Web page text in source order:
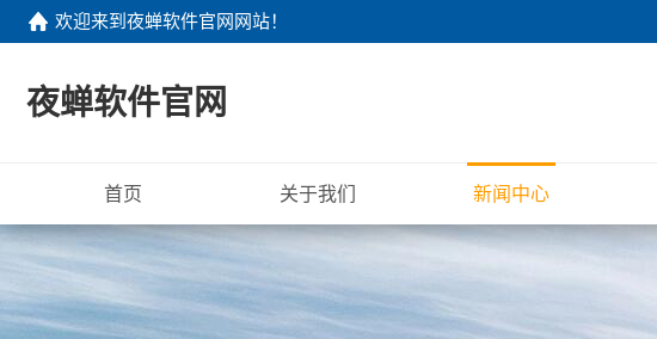
欢迎来到 夜蝉软件官网网站！
夜蝉软件官网
首页 关于我们 新闻中心